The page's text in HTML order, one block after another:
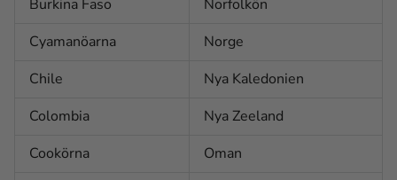
Burkina Faso
Norfolkön
Cyamanöarna
Norge
Chile
Nya Kaledonien
Colombia
Nya Zeeland
Cookörna
Oman